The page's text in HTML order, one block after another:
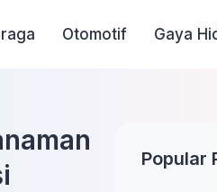
Otomotif Gaya
Popular